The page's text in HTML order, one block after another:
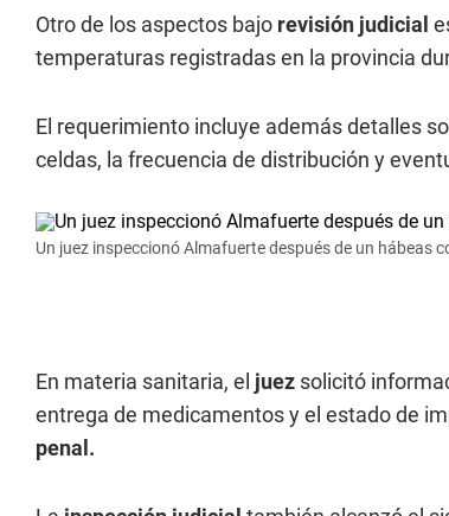
Otro de los aspectos bajo revisión judicial
temperaturas registradas en la provincia
El requerimiento incluye además detalles
celdas, la frecuencia de distribución y
Un juez inspeccionó Almafuerte después de un hábeas
En materia sanitaria, el juez solicitó
entrega de medicamentos y el estado de
penal.